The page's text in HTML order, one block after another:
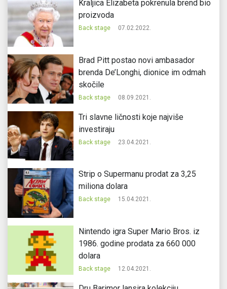
Kraljica Elizabeta pokrenula brend bio
proizvoda
Back stage 07.02.2022.
Brad Pitt postao novi ambasador
brenda De’Longhi, dionice im odmah
skočile
Back stage 08.09.2021.
Tri slavne ličnosti koje najviše
investiraju
Back stage 23.04.2021.
Strip o Supermanu prodat za 3,25
miliona dolara
Back stage 15.04.2021.
Nintendo igra Super Mario Bros. iz
1986. godine prodata za 660 000
dolara
Back stage 12.04.2021.